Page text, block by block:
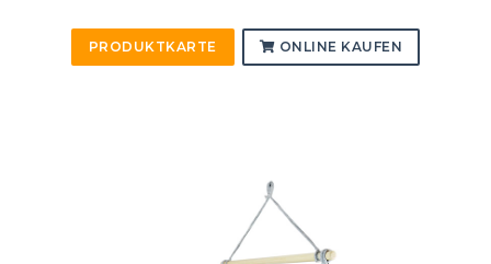
PRODUKTKARTE ONLINE KAUFEN